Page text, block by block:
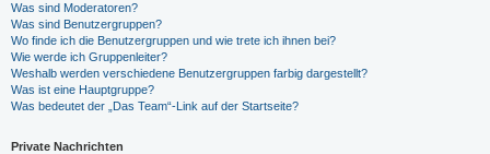
Was sind Moderatoren?
Was sind Benutzergruppen?
Wo finde ich die Benutzergruppen und wie trete ich ihnen bei?
Wie werde ich Gruppenleiter?
Weshalb werden verschiedene Benutzergruppen farbig dargestellt?
Was ist eine Hauptgruppe?
Was bedeutet der „Das Team“-Link auf der Startseite?
Private Nachrichten